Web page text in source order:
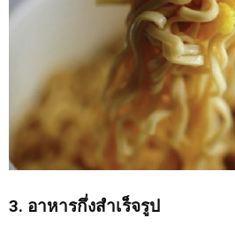
3. อาหารกึ่งสำเร็จรูป